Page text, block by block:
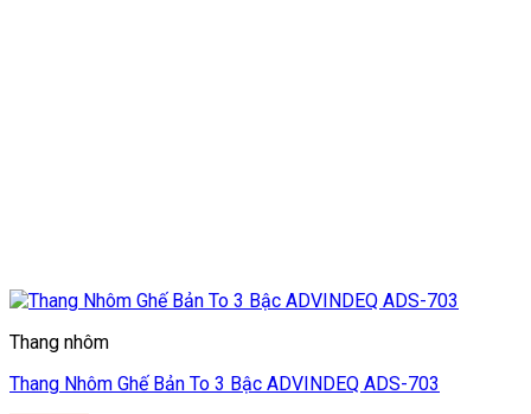
Thang nhôm
Thang Nhôm Ghế Bản To 3 Bậc ADVINDEQ ADS-703